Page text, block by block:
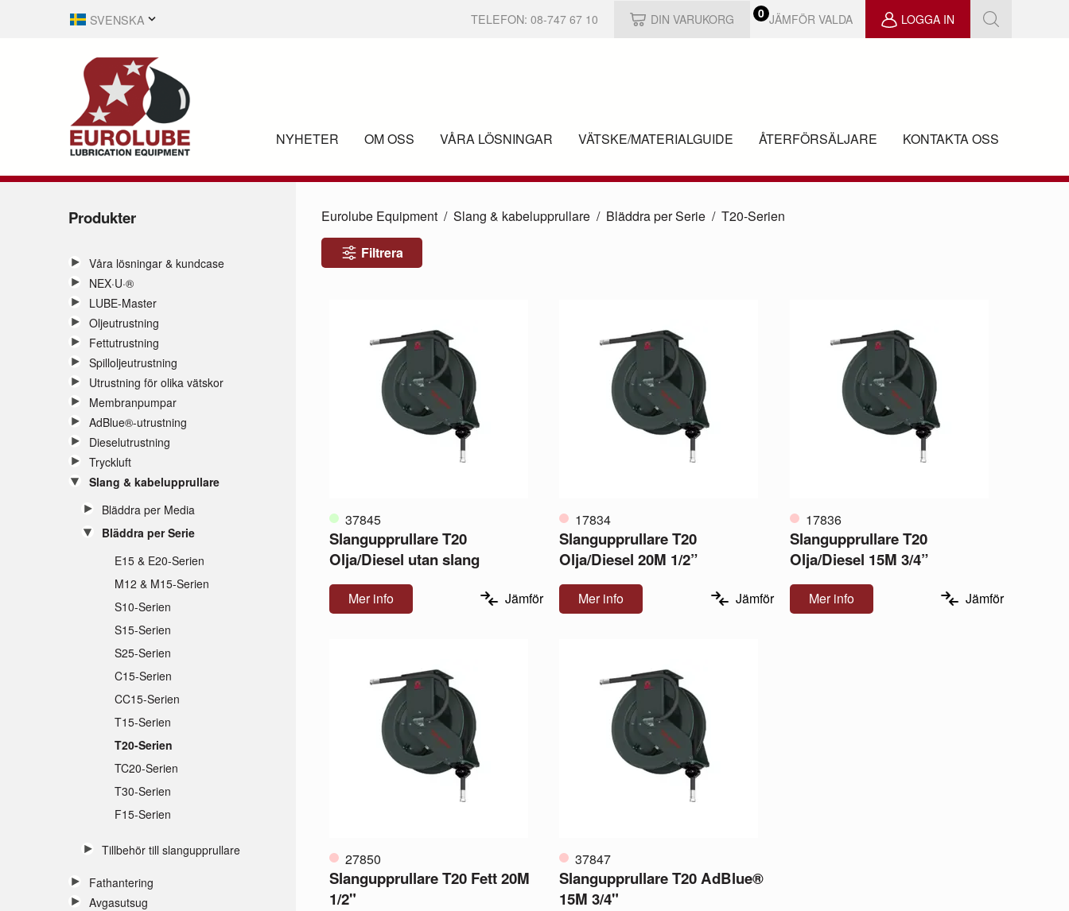
SVENSKA
TELEFON:08-747 67 10 DIN VARUKORG 0 JÄMFÖR VALDA LOGGA IN
NYHETER OM OSS VÅRA LÖSNINGAR VÄTSKE/MATERIALGUIDE ÅTERFÖRSÄLJARE KONTAKTA OSS
Produkter
Våra lösningar & kundcase
NEX·U·®
LUBE-Master
Oljeutrustning
Fettutrustning
Spilloljeutrustning
Utrustning för olika vätskor
Membranpumpar
AdBlue®-utrustning
Dieselutrustning
Tryckluft
Slang & kabelupprullare
Bläddra per Media
Bläddra per Serie
E15 & E20-Serien
M12 & M15-Serien
S10-Serien
S15-Serien
S25-Serien
C15-Serien
CC15-Serien
T15-Serien
T20-Serien
TC20-Serien
T30-Serien
F15-Serien
Tillbehör till slangupprullare
Fathantering
Avgasutsug
Eurolube Equipment Slang & kabelupprullare Bläddra per Serie T20-Serien
Filtrera
37845
Slangupprullare T20
Olja/Diesel utan slang
Mer info Jämför
17834
Slangupprullare T20
Olja/Diesel 20M 1/2”
Mer info Jämför
17836
Slangupprullare T20
Olja/Diesel 15M 3/4”
Mer info Jämför
27850
Slangupprullare T20 Fett 20M
1/2"
37847
Slangupprullare T20 AdBlue®
15M 3/4"